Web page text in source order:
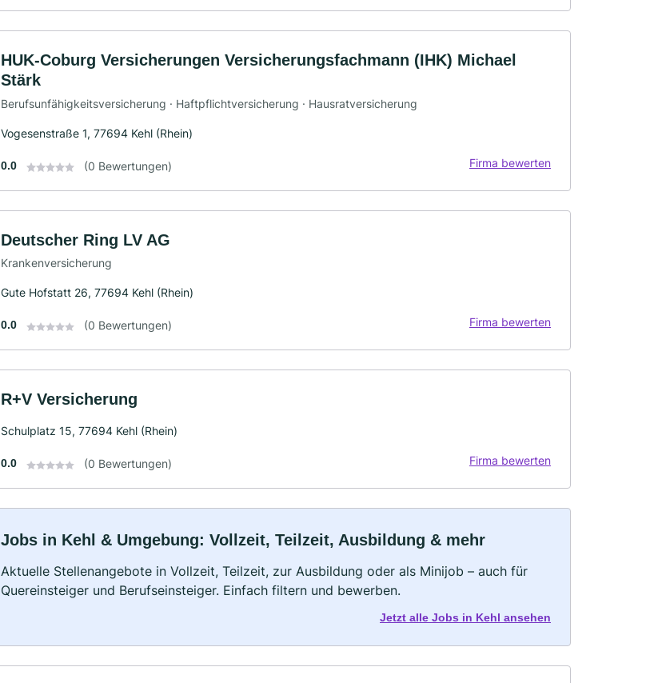
HUK-Coburg Versicherungen Versicherungsfachmann (IHK) Michael
Stärk
Berufsunfähigkeitsversicherung · Haftpflichtversicherung · Hausratversicherung
Vogesenstraße 1, 77694 Kehl (Rhein)
0.0 (0 Bewertungen) Firma bewerten
Deutscher Ring LV AG
Krankenversicherung
Gute Hofstatt 26, 77694 Kehl (Rhein)
0.0 (0 Bewertungen) Firma bewerten
R+V Versicherung
Schulplatz 15, 77694 Kehl (Rhein)
0.0 (0 Bewertungen) Firma bewerten
Jobs in Kehl & Umgebung: Vollzeit, Teilzeit, Ausbildung & mehr
Aktuelle Stellenangebote in Vollzeit, Teilzeit, zur Ausbildung oder als Minijob – auch für
Quereinsteiger und Berufseinsteiger. Einfach filtern und bewerben.
Jetzt alle Jobs in Kehl ansehen